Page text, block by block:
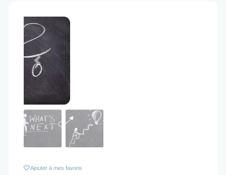
Previous
Ajouter à mes favoris